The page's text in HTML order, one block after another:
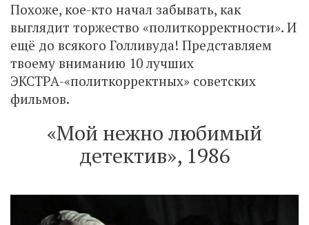
Похоже, кое-кто начал забывать, как
выглядит торжество «политкорректности». И
ещё до всякого Голливуда! Представляем
твоему вниманию 10 лучших
ЭКСТРА-«политкорректных» советских
фильмов.
«Мой нежно любимый
детектив», 1986